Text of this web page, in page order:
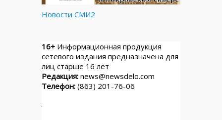
Новости СМИ2
16+ Информационная продукция
сетевого издания предназначена для
лиц старше 16 лет
Редакция: news@newsdelo.com
Телефон: (863) 201-76-06